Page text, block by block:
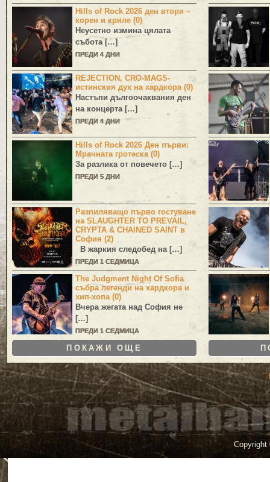
Hills of Rock 2026 ден втори –
корен и криле (0)
Неусетно измина цялата
събота […]
ПРЕДИ 4 ДНИ
REJECTION, CRO-MAGS-
истинския дух на хардкора (0)
Настъпи дългоочаквания ден
на концерта […]
ПРЕДИ 4 ДНИ
Hills of Rock 2026 Ден първи:
Мрачната гротеска (0)
За разлика от повечето […]
ПРЕДИ 5 ДНИ
Разпиляващо първо гостуване
на SLAUGHTER TO PREVAIL,
CRYPTA & CHAINED SAINT в
София (2)
В жаркия следобед на […]
ПРЕДИ 1 СЕДМИЦА
The Judgment Night Of Sofia
събра легенди на хардкора и
хип-хопа (0)
Вчера жегата над София не
[…]
ПРЕДИ 1 СЕДМИЦА
ПОКАЖИ ОЩЕ